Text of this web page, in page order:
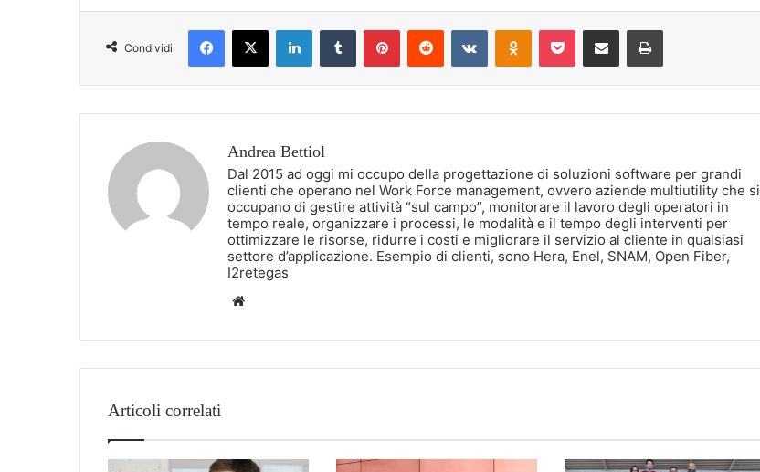
Condividi
Facebook
X LinkedInTumblrPinterestRedditVKontakteOdnoklassniki
PocketCondividi via Email Stampa
Andrea Bettiol
Dal 2015 ad oggi mi occupo della progettazione di soluzioni software per grandi
clienti che operano nel Work Force management, ovvero aziende multiutility che si
occupano di gestire attività “sul campo”, monitorare il lavoro degli operatori in
tempo reale, organizzare i processi, le modalità e il tempo degli interventi per
ottimizzare le risorse, ridurre i costi e migliorare il servizio al cliente in qualsiasi
settore d’applicazione. Esempio di clienti, sono Hera, Enel, SNAM, Open Fiber,
I2retegas
Articoli correlati